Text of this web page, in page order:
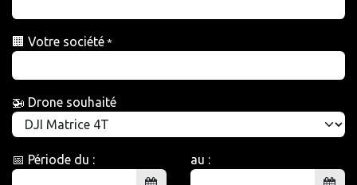
🏢 Votre société*
🚁 Drone souhaité
📅 Période du : au :